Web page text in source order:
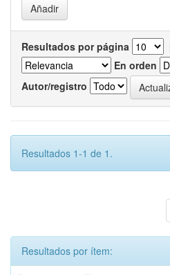
Resultados por página
En orden
Autor/registro
Resultados 1-1 de 1.
Resultados por ítem: